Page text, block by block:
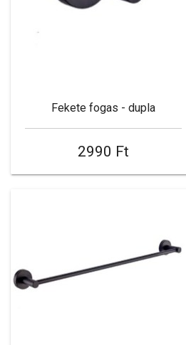
Fekete fogas - dupla
2990 Ft